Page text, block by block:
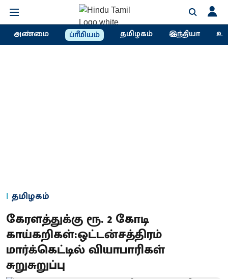
அண்மை ப்ரீமியம் தமிழகம் இந்தியா
தமிழகம்
கேரளத்துக்கு ரூ. 2 கோடி
காய்கறிகள்:ஒட்டன்சத்திரம்
மார்க்கெட்டில் வியாபாரிகள்
சுறுசுறுப்பு